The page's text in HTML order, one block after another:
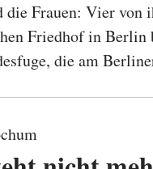
Frauen: Vier von
Friedhof in
die am